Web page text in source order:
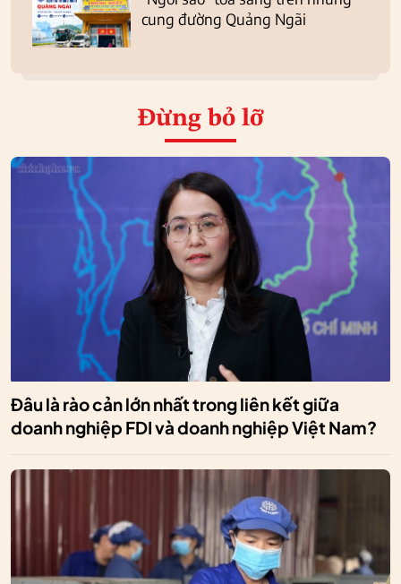
cung đường Quảng Ngãi
Đừng bỏ lỡ
Đâu là rào cản lớn nhất trong liên kết giữa
doanh nghiệp FDI và doanh nghiệp Việt Nam?